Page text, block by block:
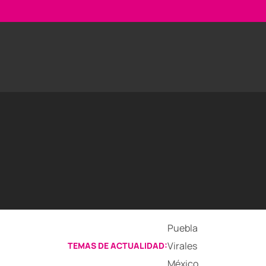
TEMAS DE ACTUALIDAD:
Puebla
Virales
México